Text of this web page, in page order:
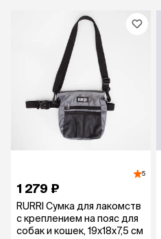
5
1 279 ₽
RURRI Сумка для лакомств
с креплением на пояс для
собак и кошек, 19х18х7,5 см